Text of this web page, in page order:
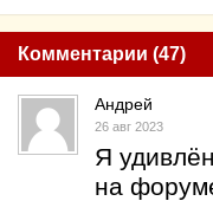
Комментарии (47)
Андрей
26 авг 2023
Я
на